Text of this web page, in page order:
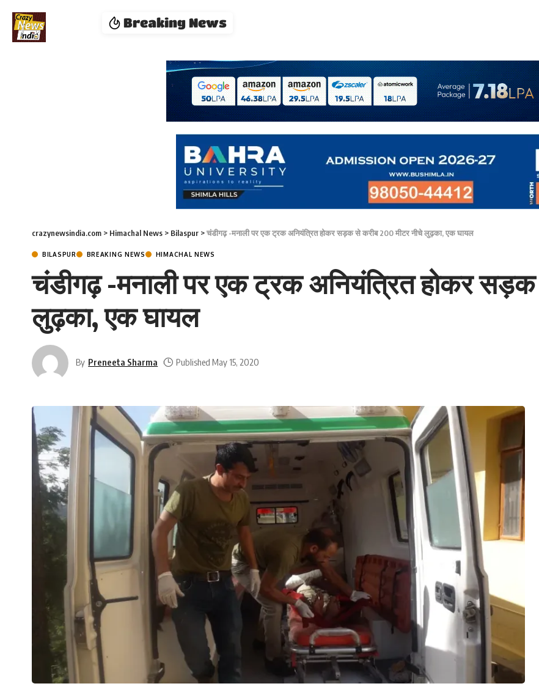
Breaking News
crazynewsindia.com > Himachal News > Bilaspur >चंडीगढ़ -मनाली पर एक ट्रक अनियंत्रित होकर सड़क से करीब 200 मीटर नीचे लुढ़का, एक घायल
BILASPUR BREAKING NEWS HIMACHAL NEWS
चंडीगढ़ -मनाली पर एक ट्रक अनियंत्रित होकर
लुढ़का, एक घायल
By Preneeta Sharma Published May 15, 2020